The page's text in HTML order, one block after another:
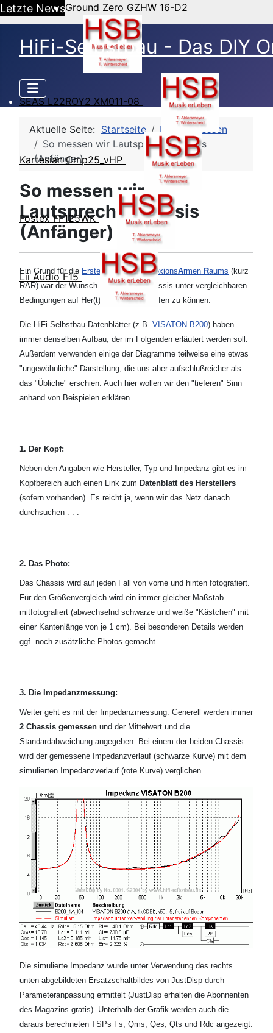
Letzte NewsGround Zero GZHW 16-D2
SEAS L22ROY2 XM011-08
Kartesian Cmp25_vHP
Fostex FF125WK
Lii Audio F15
HiFi-Selbstbau - Das DIY
Aktuelle Seite: Startseite HSB
Messen
So messen wir Lautsprecherchassis
(Anfänger)
So messen wir
Lautsprecherchassis
(Anfänger)
Ein Grund für die Erstellung einesReflexionsArmen Raums (kurz
RAR) war der Wunsch Lautsprecherchassis unter vergleichbaren
Bedingungen auf Her(t)z und Nieren prüfen zu können.
Die HiFi-Selbstbau-Datenblätter (z.B. VISATON B200) haben
immer denselben Aufbau, der im Folgenden erläutert werden soll.
Außerdem verwenden einige der Diagramme teilweise eine etwas
"ungewöhnliche" Darstellung, die uns aber aufschlußreicher als
das "Übliche" erschien. Auch hier wollen wir den "tieferen" Sinn
anhand von Beispielen erklären.
1. Der Kopf:
Neben den Angaben wie Hersteller, Typ und Impedanz gibt es im
Kopfbereich auch einen Link zum Datenblatt des Herstellers
(sofern vorhanden). Es reicht ja, wenn wir das Netz danach
durchsuchen . . .
2. Das Photo:
Das Chassis wird auf jeden Fall von vorne und hinten fotografiert.
Für den Größenvergleich wird ein immer gleicher Maßstab
mitfotografiert (abwechselnd schwarze und weiße "Kästchen" mit
einer Kantenlänge von je 1 cm). Bei besonderen Details werden
ggf. noch zusätzliche Photos gemacht.
3. Die Impedanzmessung:
Weiter geht es mit der Impedanzmessung. Generell werden immer
2 Chassis gemessen und der Mittelwert und die
Standardabweichung angegeben. Bei einem der beiden Chassis
wird der gemessene Impedanzverlauf (schwarze Kurve) mit dem
simulierten Impedanzverlauf (rote Kurve) verglichen.
Die simulierte Impedanz wurde unter Verwendung des rechts
unten abgebildeten Ersatzschaltbildes von JustDisp durch
Parameteranpassung ermittelt (JustDisp erhalten die Abonnenten
des Magazins gratis). Unterhalb der Grafik werden auch die
daraus berechneten TSPs Fs, Qms, Qes, Qts und Rdc angezeigt.